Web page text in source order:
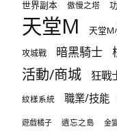
世界副本
傲慢之塔
天堂M 天堂M
攻城戰 暗黑騎士
活動/商城 狂戰
紋樣系統 職業/技能
遊戲橘子 遺忘之島 金